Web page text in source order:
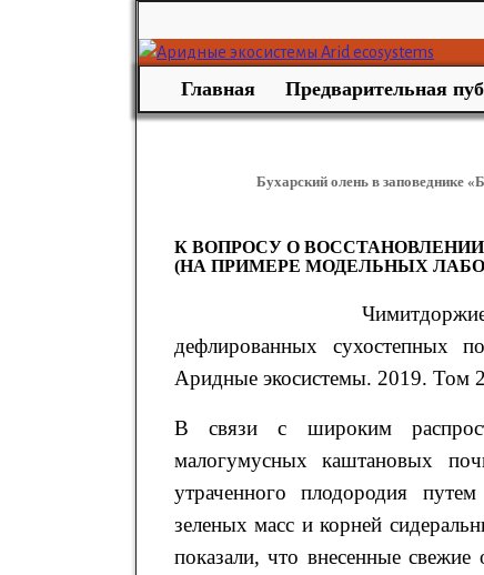
Главная Предварительная
Бухарский олень в заповеднике
К ВОПРОСУ О
(НА ПРИМЕРЕ МОДЕЛЬНЫХ
дефлированных сухостепных
Аридные экосистемы. 2019.
В связи с широким
малогумусных каштановых
утраченного плодородия
зеленых масс и корней
показали, что внесенные свежие